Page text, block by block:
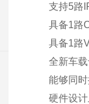
支持5路
具备1路
具备1路
全新车
能够同
硬件设